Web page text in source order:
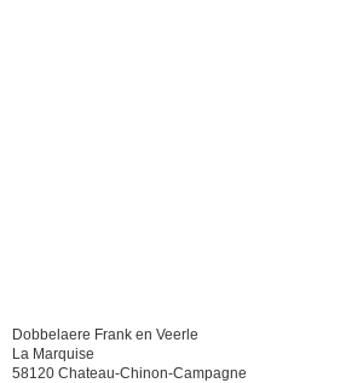
Dobbelaere Frank en Veerle
La Marquise
58120 Chateau-Chinon-Campagne